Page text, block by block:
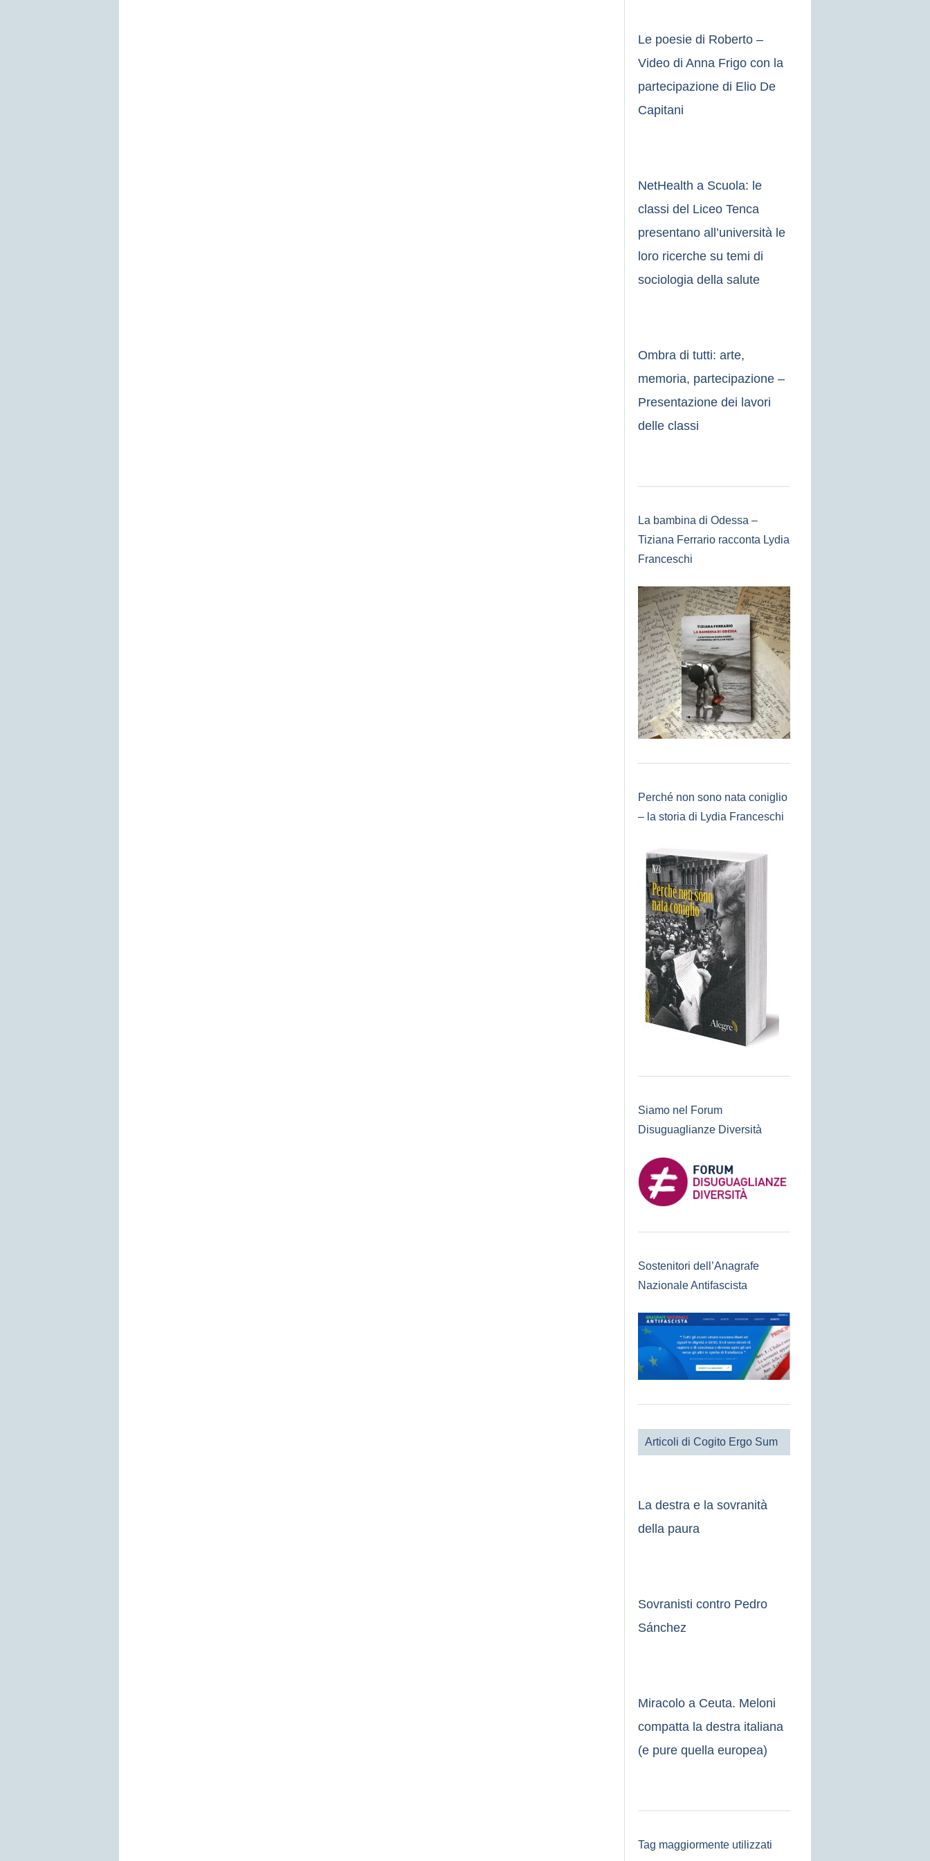
Le poesie di Roberto –
Video di Anna Frigo con la
partecipazione di Elio De
Capitani
NetHealth a Scuola: le
classi del Liceo Tenca
presentano all’università le
loro ricerche su temi di
sociologia della salute
Ombra di tutti: arte,
memoria, partecipazione –
Presentazione dei lavori
delle classi
La bambina di Odessa –
Tiziana Ferrario racconta Lydia
Franceschi
Perché non sono nata coniglio
– la storia di Lydia Franceschi
Siamo nel Forum
Disuguaglianze Diversità
Sostenitori dell’Anagrafe
Nazionale Antifascista
Articoli di Cogito Ergo Sum
La destra e la sovranità
della paura
Sovranisti contro Pedro
Sánchez
Miracolo a Ceuta. Meloni
compatta la destra italiana
(e pure quella europea)
Tag maggiormente utilizzati